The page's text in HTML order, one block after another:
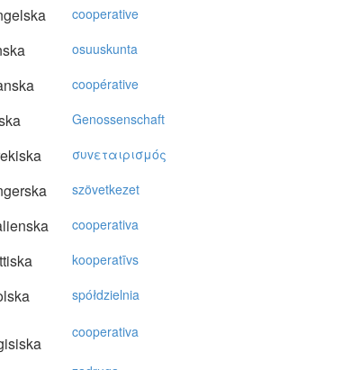
cooperative
osuuskunta
coopérative
Genossenschaft
συvεταιρισμός
szövetkezet
cooperativa
kooperatīvs
spółdzielnia
cooperativa